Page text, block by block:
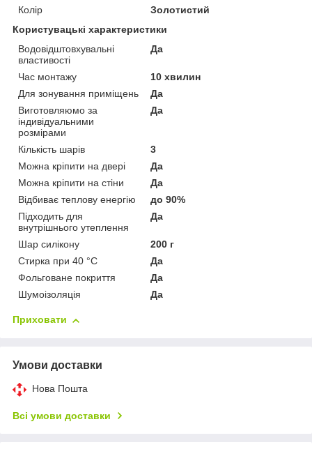
Колір
Золотистий
Користувацькі характеристики
Водовідштовхувальні
властивості
Да
Час монтажу
10 хвилин
Для зонування приміщень
Да
Виготовляюмо за
індивідуальними
розмірами
Да
Кількість шарів
3
Можна кріпити на двері
Да
Можна кріпити на стіни
Да
Відбиває теплову енергію
до 90%
Підходить для
внутрішнього утеплення
Да
Шар силікону
200 г
Стирка при 40 °C
Да
Фольговане покриття
Да
Шумоізоляція
Да
Приховати
Умови доставки
Нова Пошта
Всі умови доставки